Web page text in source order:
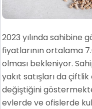
2023 yılında sahibine
fiyatlarının ortalama
olması bekleniyor.
yakıt satışları da
değiştiğini
evlerde ve ofislerde